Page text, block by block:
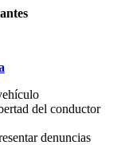
del conductor
denuncias